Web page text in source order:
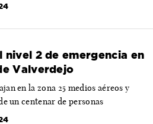
nivel 2 de emergencia en
Valverdejo
en la zona 25 medios aéreos y
un centenar de personas